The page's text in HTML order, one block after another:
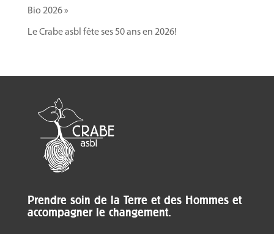
Bio 2026 »
Le Crabe asbl fête ses 50 ans en 2026!
Prendre soin de la Terre et des Hommes et
accompagner le changement.